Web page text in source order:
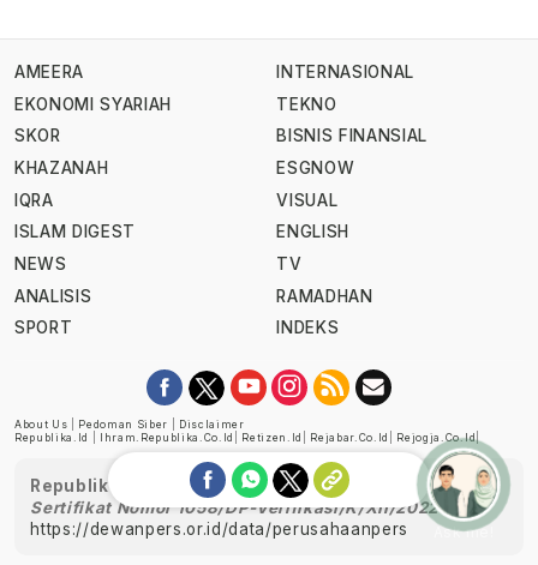
AMEERA
EKONOMI SYARIAH
SKOR
KHAZANAH
IQRA
ISLAM DIGEST
NEWS
ANALISIS
SPORT
INTERNASIONAL
TEKNO
BISNIS FINANSIAL
ESGNOW
VISUAL
ENGLISH
TV
RAMADHAN
INDEKS
About Us Pedoman Siber
Disclaimer
Republika.id
Ihram.republika.co.id Retizen.id Rejabar.co.id Rejogja.co.id|
Republika telah diverifikasi oleh Dewan Pers
Sertifikat Nomor 1058/DP-Verifikasi/K/XII/2022
https://dewanpers.or.id/data/perusahaanpers
Ask me!